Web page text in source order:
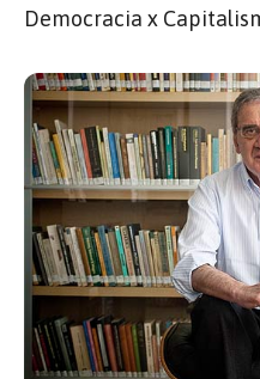
Democracia x